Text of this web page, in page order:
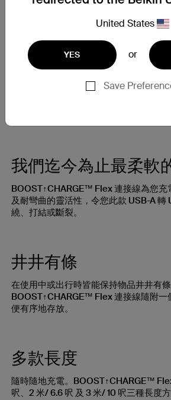
United States
YES or
Save
度高 25 倍的充電解決方案*。
USB-IF 認證
此款 USB-A 轉 USB-C 連接線已通過
我們迄今為止最柔軟
BOOST↑CHARGE™ Flex 連接線為您充
及耐彎曲的靈活性，令您此款 USB-A 轉
繞、打結或斷裂。
井井有條
在使用中或出行時皆能保持物品井井有
BOOST↑CHARGE™ Flex 連接線隨附一
便有序地存放。
多款長度
隨時隨地充電。BOOST↑CHARGE™
呎、2 米/ 6.6 呎 及 3 米/ 10 呎三種長度方